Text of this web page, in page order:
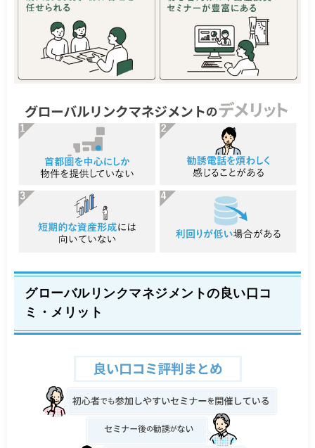
グローバルリンクマネジメントの良い口コ
ミ・メリット